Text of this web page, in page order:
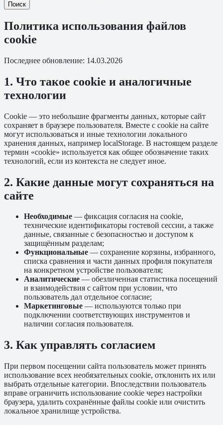
Поиск
Политика использования файлов
cookie
Последнее обновление: 14.03.2026
1. Что такое cookie и аналогичные
технологии
Cookie — это небольшие фрагменты данных, которые сайт
сохраняет в браузере пользователя. Вместе с cookie на сайте
могут использоваться и иные технологии локального
хранения данных, например localStorage. В настоящем разделе
термин «cookie» используется как общее обозначение таких
технологий, если из контекста не следует иное.
2. Какие данные могут сохраняться на
сайте
Необходимые — фиксация согласия на cookie,
технические идентификаторы гостевой сессии, а также
данные, связанные с безопасностью и доступом к
защищённым разделам;
Функциональные — сохранение корзины, избранного,
списка сравнения и части данных профиля покупателя
на конкретном устройстве пользователя;
Аналитические — обезличенная статистика посещений
и взаимодействия с сайтом при условии, что
пользователь дал отдельное согласие;
Маркетинговые — используются только при
подключении соответствующих инструментов и
наличии согласия пользователя.
3. Как управлять согласием
При первом посещении сайта пользователь может принять
использование всех необязательных cookie, отклонить их или
выбрать отдельные категории. Впоследствии пользователь
вправе ограничить использование cookie через настройки
браузера, удалить сохранённые файлы cookie или очистить
локальное хранилище устройства.